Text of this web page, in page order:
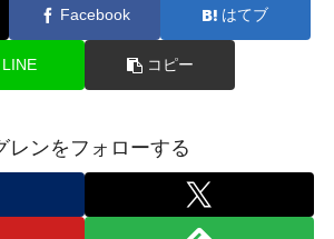
Facebook はてブ
LINE コピー
レンをフォローする